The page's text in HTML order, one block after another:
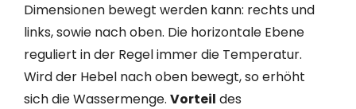
Dimensionen bewegt werden kann: rechts und
links, sowie nach oben. Die horizontale Ebene
reguliert in der Regel immer die Temperatur.
Wird der Hebel nach oben bewegt, so erhöht
sich die Wassermenge. Vorteil des